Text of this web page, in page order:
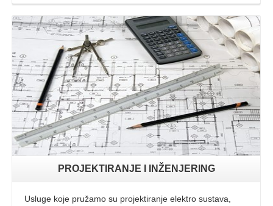
Opširnije
PROJEKTIRANJE I INŽENJERING
Usluge koje pružamo su projektiranje elektro sustava,